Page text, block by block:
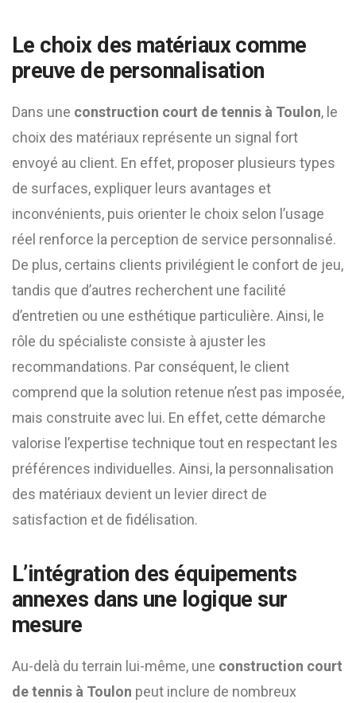
Le choix des matériaux comme
preuve de personnalisation
Dans une construction court de tennis à Toulon, le
choix des matériaux représente un signal fort
envoyé au client. En effet, proposer plusieurs types
de surfaces, expliquer leurs avantages et
inconvénients, puis orienter le choix selon l’usage
réel renforce la perception de service personnalisé.
De plus, certains clients privilégient le confort de jeu,
tandis que d’autres recherchent une facilité
d’entretien ou une esthétique particulière. Ainsi, le
rôle du spécialiste consiste à ajuster les
recommandations. Par conséquent, le client
comprend que la solution retenue n’est pas imposée,
mais construite avec lui. En effet, cette démarche
valorise l’expertise technique tout en respectant les
préférences individuelles. Ainsi, la personnalisation
des matériaux devient un levier direct de
satisfaction et de fidélisation.
L’intégration des équipements
annexes dans une logique sur
mesure
Au-delà du terrain lui-même, une construction court
de tennis à Toulon peut inclure de nombreux